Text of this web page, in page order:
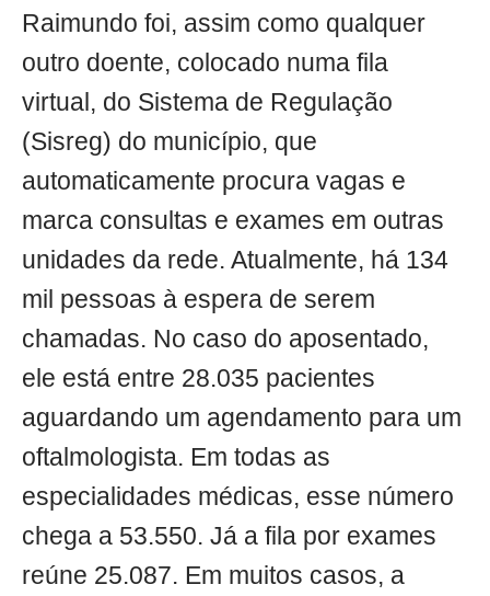
Raimundo foi, assim como qualquer
outro doente, colocado numa fila
virtual, do Sistema de Regulação
(Sisreg) do município, que
automaticamente procura vagas e
marca consultas e exames em outras
unidades da rede. Atualmente, há 134
mil pessoas à espera de serem
chamadas. No caso do aposentado,
ele está entre 28.035 pacientes
aguardando um agendamento para um
oftalmologista. Em todas as
especialidades médicas, esse número
chega a 53.550. Já a fila por exames
reúne 25.087. Em muitos casos, a